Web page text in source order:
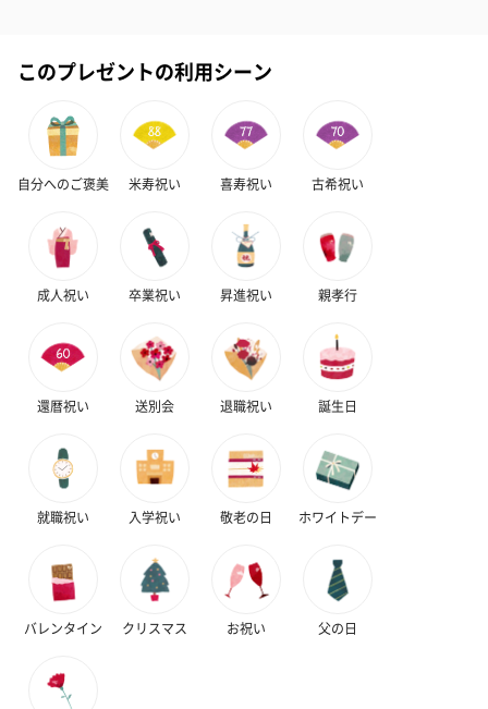
このプレゼントの利用シーン
自分へのご褒美 米寿祝い 喜寿祝い 古希祝い
成人祝い 卒業祝い 昇進祝い 親孝行
還暦祝い 送別会 退職祝い 誕生日
就職祝い 入学祝い 敬老の日 ホワイトデー
バレンタイン クリスマス お祝い 父の日